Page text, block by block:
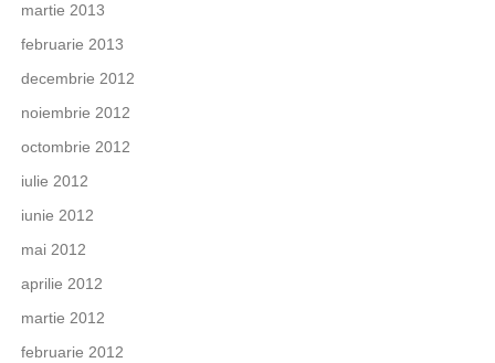
martie 2013
februarie 2013
decembrie 2012
noiembrie 2012
octombrie 2012
iulie 2012
iunie 2012
mai 2012
aprilie 2012
martie 2012
februarie 2012